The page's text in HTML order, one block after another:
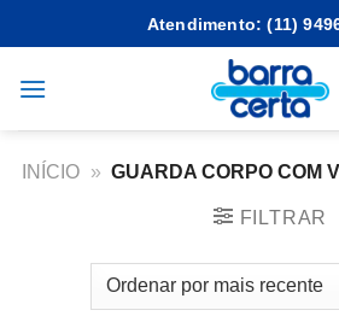
to
Atendimento: (11)
INÍCIO » GUARDA CORPO COM
FILTRAR